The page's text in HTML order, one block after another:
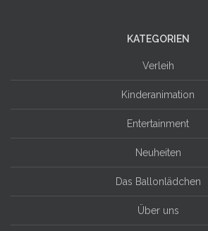
KATEGORIEN
Verleih
Kinderanimation
Entertainment
Neuheiten
Das Ballonlädchen
Über uns